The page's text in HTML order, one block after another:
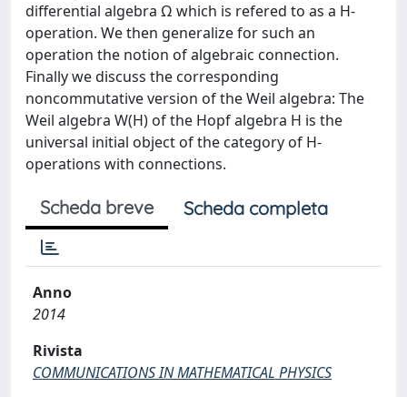
differential algebra Ω which is refered to as a H-
operation. We then generalize for such an
operation the notion of algebraic connection.
Finally we discuss the corresponding
noncommutative version of the Weil algebra: The
Weil algebra W(H) of the Hopf algebra H is the
universal initial object of the category of H-
operations with connections.
Scheda breve Scheda completa
Anno
2014
Rivista
COMMUNICATIONS IN MATHEMATICAL PHYSICS